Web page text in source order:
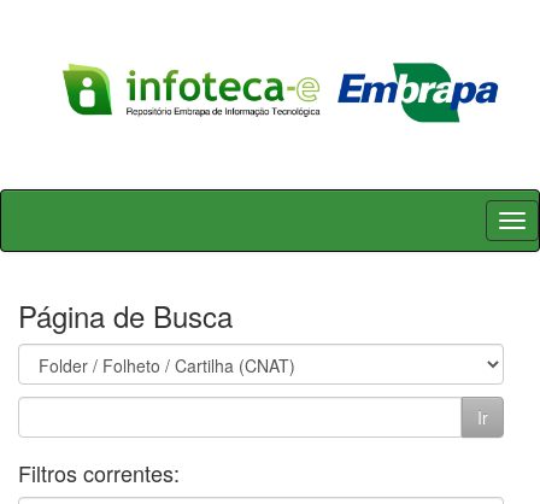
Skip
Página de Busca
Filtros correntes: